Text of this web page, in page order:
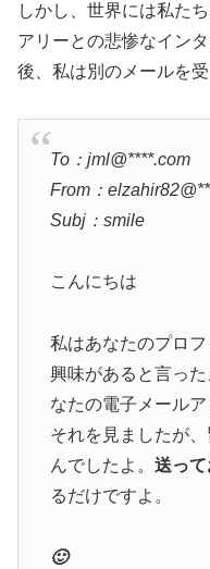
しかし、世界には私た
アリーとの悲惨なイン
後、私は別のメールを受
To：jml@****.com
From：
Subj：smile
こんにちは
私はあなたのプロ
興味があると言っ
なたの電子メール
それを見ましたが
んでしたよ。 送っ
るだけですよ。
🙂